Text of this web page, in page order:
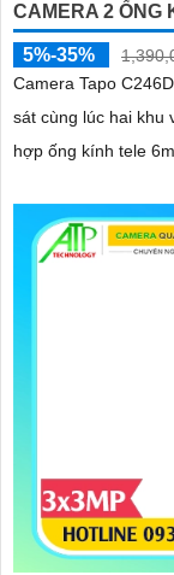
CAMERA 2 ỐNG
5%-35%
Camera Tapo
sát cùng lúc hai khu vực riêng biệt.
hợp ống kính tele